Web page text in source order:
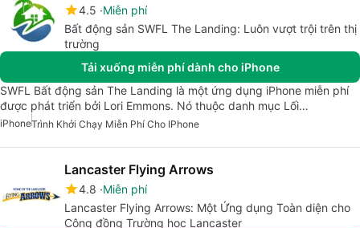
4.5 Miễn phí
Bất động sản SWFL The Landing: Luôn vượt trội trên thị
trường
Tải xuống miễn phí dành cho iPhone
SWFL Bất động sản The Landing là một ứng dụng iPhone miễn phí
được phát triển bởi Lori Emmons. Nó thuộc danh mục Lối…
iPhoneTrình Khởi Chạy Miễn Phí Cho IPhone
Lancaster Flying Arrows
4.8 Miễn phí
Lancaster Flying Arrows: Một Ứng dụng Toàn diện cho
Cộng đồng Trường học Lancaster